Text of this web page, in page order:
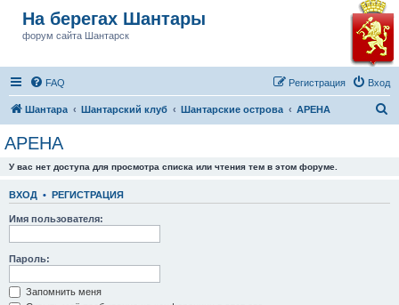
На берегах Шантары
форум сайта Шантарск
FAQ Вход
Регистрация
Шантара Шантарский клуб Шантарские острова АРЕНА
АРЕНА
У вас нет доступа для просмотра списка или чтения тем в этом форуме.
ВХОД • РЕГИСТРАЦИЯ
Имя пользователя:
Пароль:
Запомнить меня